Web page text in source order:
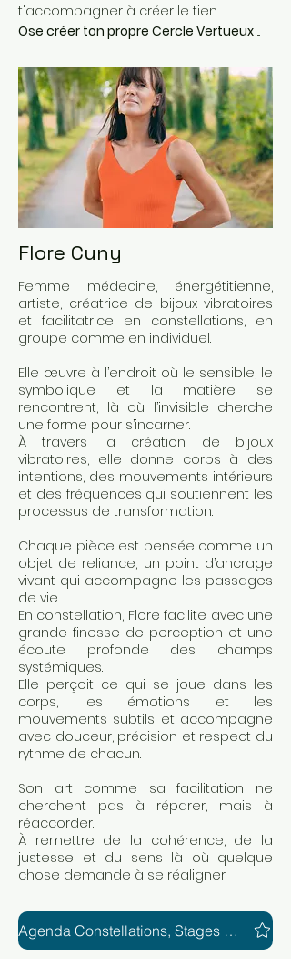
t'accompagner à créer le tien.
Ose créer ton propre Cercle Vertueux ...
Flore Cuny
Femme médecine, énergétitienne,
artiste, créatrice de bijoux vibratoires
et facilitatrice en constellations, en
groupe comme en individuel.
Elle œuvre à l’endroit où le sensible, le
symbolique et la matière se
rencontrent, là où l’invisible cherche
une forme pour s’incarner.
À travers la création de bijoux
vibratoires, elle donne corps à des
intentions, des mouvements intérieurs
et des fréquences qui soutiennent les
processus de transformation.
Chaque pièce est pensée comme un
objet de reliance, un point d’ancrage
vivant qui accompagne les passages
de vie.
En constellation, Flore facilite avec une
grande finesse de perception et une
écoute profonde des champs
systémiques.
Elle perçoit ce qui se joue dans les
corps, les émotions et les
mouvements subtils, et accompagne
avec douceur, précision et respect du
rythme de chacun.
Son art comme sa facilitation ne
cherchent pas à réparer, mais à
réaccorder.
À remettre de la cohérence, de la
justesse et du sens là où quelque
chose demande à se réaligner.
Agenda Constellations, Stages et Formations